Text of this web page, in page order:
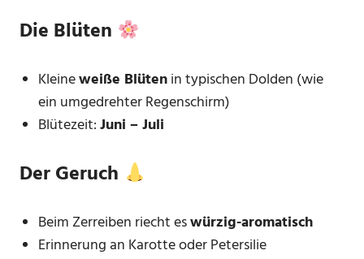
Die Blüten
Kleineweiße Blütenin typischen Dolden (wie
ein umgedrehter Regenschirm)
Blütezeit:Juni – Juli
Der Geruch
Beim Zerreiben riecht eswürzig-aromatisch
Erinnerung an Karotte oder Petersilie